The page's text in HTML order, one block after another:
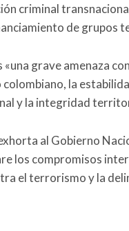
criminal
de grupos
«una grave amenaza
la
y la integridad
al Gobierno
los compromisos
el terrorismo y la